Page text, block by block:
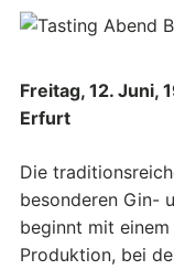
Freitag, 12. Juni,
Erfurt
Die
besonderen Gin-
beginnt mit
Produktion, bei